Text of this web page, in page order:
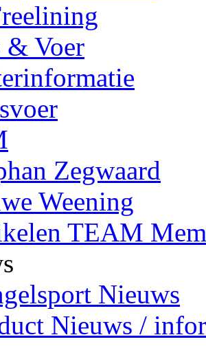
& Voer
Zegwaard
Weening
TEAM
Nieuws
Nieuws /